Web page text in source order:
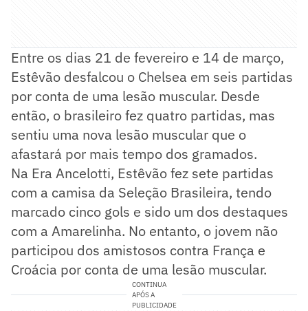
Entre os dias 21 de fevereiro e 14 de março,
Estêvão desfalcou o Chelsea em seis partidas
por conta de uma lesão muscular. Desde
então, o brasileiro fez quatro partidas, mas
sentiu uma nova lesão muscular que o
afastará por mais tempo dos gramados.
Na Era Ancelotti, Estêvão fez sete partidas
com a camisa da Seleção Brasileira, tendo
marcado cinco gols e sido um dos destaques
com a Amarelinha. No entanto, o jovem não
participou dos amistosos contra França e
Croácia por conta de uma lesão muscular.
CONTINUA
APÓS A
PUBLICIDADE